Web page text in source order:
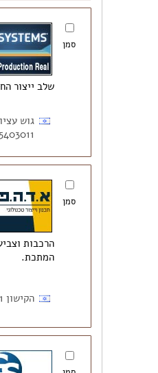
סמן
שלב ייצור
5403011
סמן
הרכבות
המתכת.
הקישון 1, יבנה, 8122001